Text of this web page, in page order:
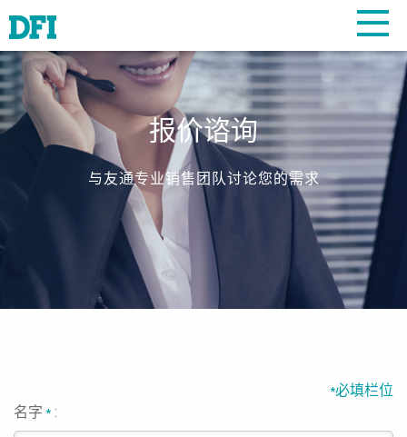
报价谘询
与友通专业销售团队讨论您的需求
*必填栏位
名字* :